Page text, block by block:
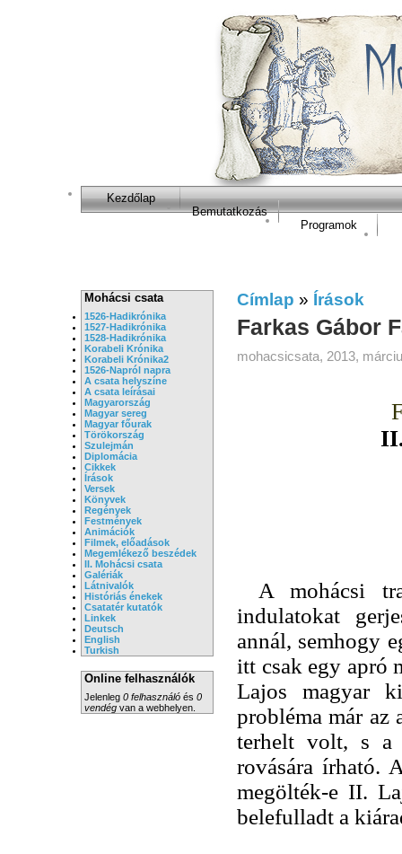
Kezdőlap
Bemutatkozás
Programok
Mohácsi csata
1526-Hadikrónika
1527-Hadikrónika
1528-Hadikrónika
Korabeli Krónika
Korabeli Krónika2
1526-Napról napra
A csata helyszíne
A csata leírásai
Magyarország
Magyar sereg
Magyar főurak
Törökország
Szulejmán
Diplomácia
Cikkek
Írások
Versek
Könyvek
Regények
Festmények
Animációk
Filmek, előadások
Megemlékező beszédek
II. Mohácsi csata
Galériák
Látnivalók
Históriás énekek
Csatatér kutatók
Linkek
Deutsch
English
Turkish
Online felhasználók
Jelenleg 0 felhasználó és 0
vendég van a webhelyen.
Címlap » Írások
Farkas Gábor
mohacsicsata, 2013,
A mohácsi
indulatokat
annál, semhogy
itt csak egy apró
Lajos magyar
probléma már
terhelt volt, s a
rovására írható.
megölték-e II.
belefulladt a